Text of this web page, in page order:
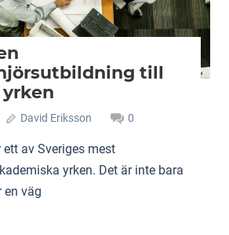
till
David Eriksson 0
av Sveriges mest
yrken. Det är inte bara
en väg